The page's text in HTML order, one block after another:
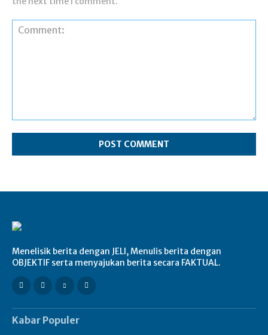
Menelisik berita dengan JELI, Menulis berita dengan
OBJEKTIF serta menyajukan berita secara FAKTUAL.
Kabar Populer